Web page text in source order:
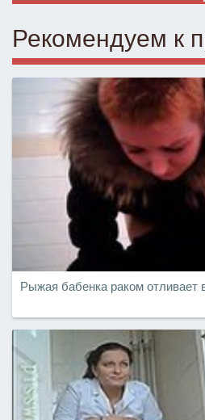
Рекомендуем к
Рыжая бабенка раком отливает